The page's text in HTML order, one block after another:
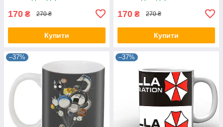
170 ₴ 270 ₴
Купити
170 ₴ 270 ₴
Купити
–37% –37%